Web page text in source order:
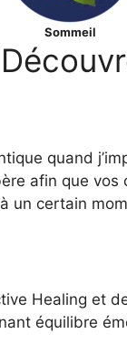
Sommeil
quand
afin que
un certain
Healing et
équilibre